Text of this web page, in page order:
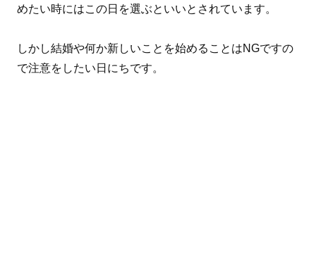
めたい時にはこの日を選ぶといいとされています。
しかし結婚や何か新しいことを始めることはNGですの
で注意をしたい日にちです。